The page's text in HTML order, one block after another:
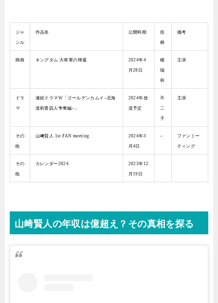
ジャ
ンル
作品名 公開時期 役
柄
備考
映画 キングダム 大将軍の帰還 2024年4
月28日
楊
端
和
主演
ドラ
マ
連続ドラマW「ゴールデンカムイ–北海
道刺青囚人争奪編–」
2024年放
送予定
不
二
子
主演
その
他
山﨑賢人 1st FAN meeting 2024年3
月4日
– ファンミー
ティング
その
他
カレンダー2024 2023年12
月19日
山﨑賢人の年収は億超え？その真相を探る